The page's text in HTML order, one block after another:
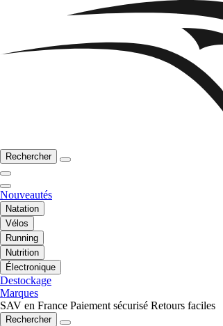
Rechercher
Nouveautés
Natation
Vélos
Running
Nutrition
Électronique
Destockage
Marques
SAV en France Paiement sécurisé Retours faciles
Rechercher